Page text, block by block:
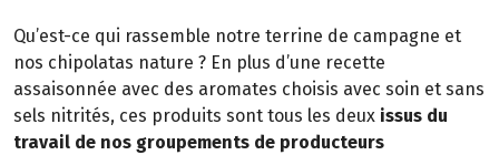
Qu’est-ce qui rassemble notre terrine de campagne et
nos chipolatas nature ? En plus d’une recette
assaisonnée avec des aromates choisis avec soin et sans
sels nitrités, ces produits sont tous les deux issus du
travail de nos groupements de producteurs